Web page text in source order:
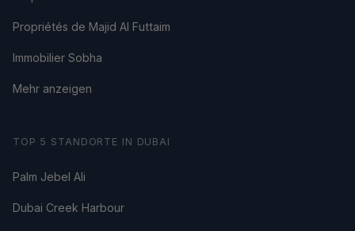
Propriétés de Majid Al Futtaim
Immobilier Sobha
Mehr anzeigen
TOP 5 STANDORTE IN DUBAI
Palm Jebel Ali
Dubai Creek Harbour